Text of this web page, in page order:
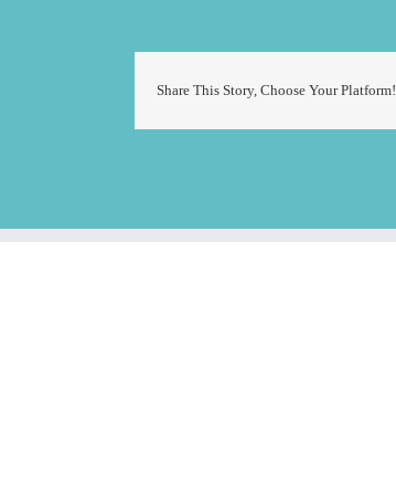
Share This Story, Choose Your Platform!